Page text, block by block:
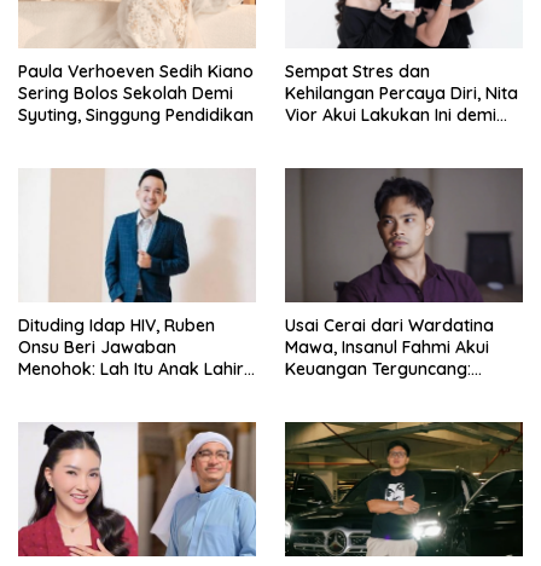
Paula Verhoeven Sedih Kiano
Sering Bolos Sekolah Demi
Syuting, Singgung Pendidikan
Sempat Stres dan
Kehilangan Percaya Diri, Nita
Vior Akui Lakukan Ini demi
Dituding Idap HIV, Ruben
Onsu Beri Jawaban
Menohok: Lah Itu Anak Lahir
Usai Cerai dari Wardatina
Mawa, Insanul Fahmi Akui
Keuangan Terguncang: